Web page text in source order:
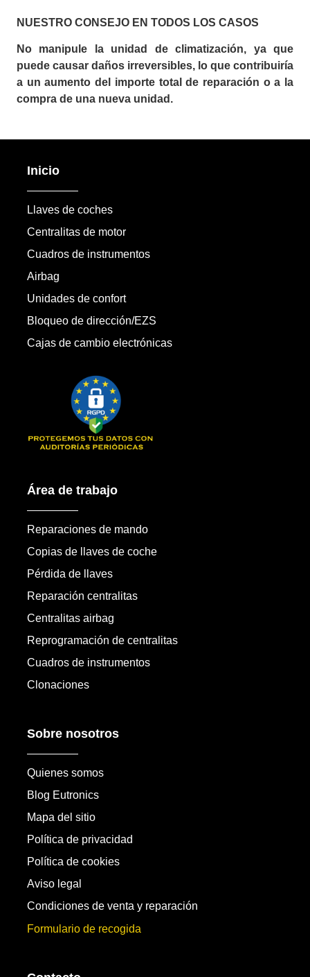
NUESTRO CONSEJO EN TODOS LOS CASOS
No manipule la unidad de climatización, ya que
puede causar daños irreversibles, lo que contribuiría
a un aumento del importe total de reparación o a la
compra de una nueva unidad.
Inicio
Llaves de coches
Centralitas de motor
Cuadros de instrumentos
Airbag
Unidades de confort
Bloqueo de dirección/EZS
Cajas de cambio electrónicas
Área de trabajo
Reparaciones de mando
Copias de llaves de coche
Pérdida de llaves
Reparación centralitas
Centralitas airbag
Reprogramación de centralitas
Cuadros de instrumentos
Clonaciones
Sobre nosotros
Quienes somos
Blog Eutronics
Mapa del sitio
Política de privacidad
Política de cookies
Aviso legal
Condiciones de venta y reparación
Formulario de recogida